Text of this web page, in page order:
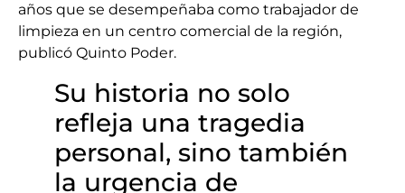
años que se desempeñaba como trabajador de
limpieza en un centro comercial de la región,
publicó Quinto Poder.
Su historia no solo
refleja una tragedia
personal, sino también
la urgencia de